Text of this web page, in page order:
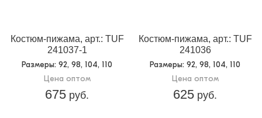
Костюм-пижама, арт.: TUF
241037-1
Размеры: 92, 98, 104, 110
Цена оптом
675 руб.
Костюм-пижама, арт.: TUF
241036
Размеры: 92, 98, 104, 110
Цена оптом
625 руб.